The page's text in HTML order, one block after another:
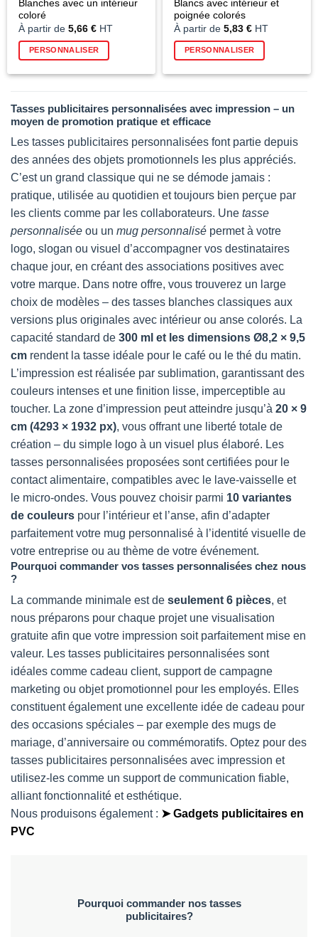
Blanches avec un intérieur
coloré
À partir de5,66€ HT
PERSONNALISER
Blancs avec intérieur et
poignée colorés
À partir de5,83€ HT
PERSONNALISER
Tasses publicitaires personnalisées avec impression – un
moyen de promotion pratique et efficace
Les tasses publicitaires personnalisées font partie depuis
des années des objets promotionnels les plus appréciés.
C’est un grand classique qui ne se démode jamais :
pratique, utilisée au quotidien et toujours bien perçue par
les clients comme par les collaborateurs. Une tasse
personnalisée ou un mug personnalisé permet à votre
logo, slogan ou visuel d’accompagner vos destinataires
chaque jour, en créant des associations positives avec
votre marque. Dans notre offre, vous trouverez un large
choix de modèles – des tasses blanches classiques aux
versions plus originales avec intérieur ou anse colorés. La
capacité standard de 300 ml et les dimensions Ø8,2 × 9,5
cm rendent la tasse idéale pour le café ou le thé du matin.
L’impression est réalisée par sublimation, garantissant des
couleurs intenses et une finition lisse, imperceptible au
toucher. La zone d’impression peut atteindre jusqu’à 20 × 9
cm (4293 × 1932 px), vous offrant une liberté totale de
création – du simple logo à un visuel plus élaboré. Les
tasses personnalisées proposées sont certifiées pour le
contact alimentaire, compatibles avec le lave-vaisselle et
le micro-ondes. Vous pouvez choisir parmi 10 variantes
de couleurs pour l’intérieur et l’anse, afin d’adapter
parfaitement votre mug personnalisé à l’identité visuelle de
votre entreprise ou au thème de votre événement.
Pourquoi commander vos tasses personnalisées chez nous
?
La commande minimale est de seulement 6 pièces, et
nous préparons pour chaque projet une visualisation
gratuite afin que votre impression soit parfaitement mise en
valeur. Les tasses publicitaires personnalisées sont
idéales comme cadeau client, support de campagne
marketing ou objet promotionnel pour les employés. Elles
constituent également une excellente idée de cadeau pour
des occasions spéciales – par exemple des mugs de
mariage, d’anniversaire ou commémoratifs. Optez pour des
tasses publicitaires personnalisées avec impression et
utilisez-les comme un support de communication fiable,
alliant fonctionnalité et esthétique.
Nous produisons également : ➤ Gadgets publicitaires en
PVC
Pourquoi commander nos tasses
publicitaires?